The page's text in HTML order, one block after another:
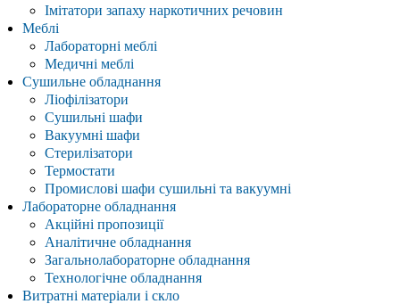
Імітатори запаху наркотичних речовин
Меблі
Лабораторні меблі
Медичні меблі
Сушильне обладнання
Ліофілізатори
Сушильні шафи
Вакуумні шафи
Стерилізатори
Термостати
Промислові шафи сушильні та вакуумні
Лабораторне обладнання
Акційні пропозиції
Аналітичне обладнання
Загальнолабораторне обладнання
Технологічне обладнання
Витратні матеріали і скло